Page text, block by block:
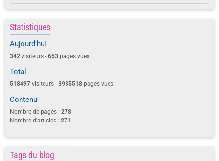
Statistiques
Aujourd'hui
342 visiteurs - 653 pages vues
Total
518497 visiteurs - 3935518 pages vues
Contenu
Nombre de pages : 278
Nombre d'articles : 271
Tags du blog